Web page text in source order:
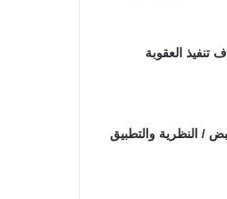
تنفيذ العقوبة
/ النظرية والتطبيق